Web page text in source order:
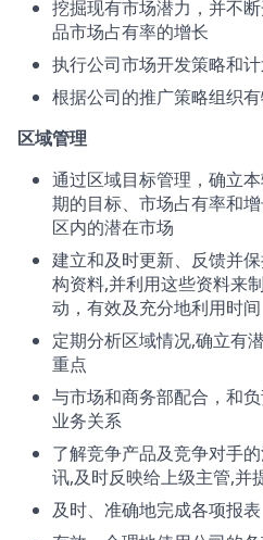
挖掘现有市场潜力，并不
品市场占有率的增长
执行公司市场开发策略和
根据公司的推广策略组织
区域管理
通过区域目标管理，确立
期的目标、市场占有率和
区内的潜在市场
建立和及时更新、反馈并
构资料,并利用这些资料来
动，有效及充分地利用时间
定期分析区域情况,确立有
重点
与市场和商务部配合，和
业务关系
了解竞争产品及竞争对手
讯,及时反映给上级主管,并
及时、准确地完成各项报表